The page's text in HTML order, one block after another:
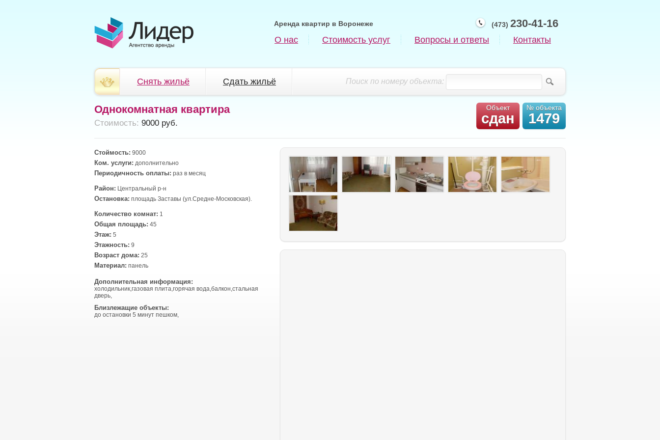
(473) 230-41-16
Аренда квартир в Воронеже
О нас Стоимость услуг Вопросы и ответы Контакты
Поиск по номеру объекта:
Снять жильё Сдать жильё
Объект
сдан
№ объекта
1479
Однокомнатная квартира
Cтоимость: 9000 руб.
Стоймость: 9000
Ком. услуги: дополнительно
Периодичность оплаты: раз в месяц
Район: Центральный р-н
Остановка: площадь Заставы (ул.Средне-Московская).
Количество комнат: 1
Общая площадь: 45
Этаж: 5
Этажность: 9
Возраст дома: 25
Материал: панель
Дополнительная информация:
холодильник,газовая плита,горячая вода,балкон,стальная
дверь,
Близлежащие объекты:
до остановки 5 минут пешком,